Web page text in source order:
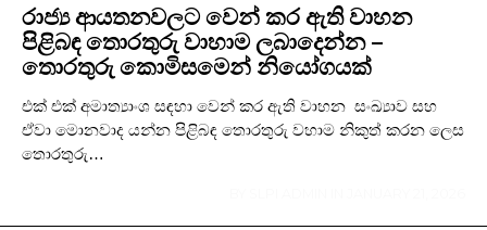
රාජ්‍ය ආයතනවලට වෙන් කර ඇති වාහන
පිළිබඳ තොරතුරු වාහාම ලබාදෙන්න –
තොරතුරු කොමිසමෙන් නියෝගයක්
එක් එක් අමාත්‍යාංශ සඳහා වෙන් කර ඇති වාහන සංඛ්‍යාව සහ
ඒවා මොනවාද යන්න පිළිබඳ තොරතුරු වහාම නිකුත් කරන ලෙස
තොරතුරු…